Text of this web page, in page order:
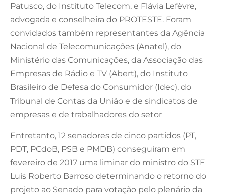
Patusco, do Instituto Telecom, e Flávia Lefèvre,
advogada e conselheira do PROTESTE. Foram
convidados também representantes da Agência
Nacional de Telecomunicações (Anatel), do
Ministério das Comunicações, da Associação das
Empresas de Rádio e TV (Abert), do Instituto
Brasileiro de Defesa do Consumidor (Idec), do
Tribunal de Contas da União e de sindicatos de
empresas e de trabalhadores do setor
Entretanto, 12 senadores de cinco partidos (PT,
PDT, PCdoB, PSB e PMDB) conseguiram em
fevereiro de 2017 uma liminar do ministro do STF
Luis Roberto Barroso determinando o retorno do
projeto ao Senado para votação pelo plenário da